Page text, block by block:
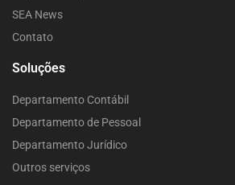
SEA News
Contato
Soluções
Departamento Contábil
Departamento de Pessoal
Departamento Jurídico
Outros serviços